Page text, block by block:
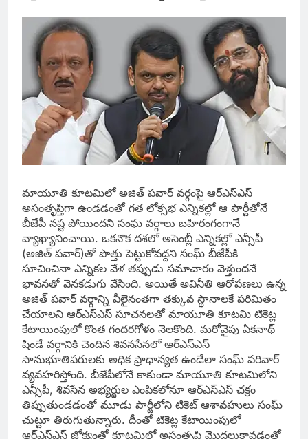
మాయూతి కూటమిలో అజిత్ పవార్ వర్గంపై ఆర్ఎస్ఎస్
అసంతృప్తిగా ఉండడంతో గత లోక్సభ ఎన్నికల్లో ఆ పార్టీతోనే
బీజేపీ నష్ట పోయిందని సంఘ వర్గాలు బహిరంగంగానే
వ్యాఖ్యానించాయి. ఒకనొక దశలో అసెంబ్లీ ఎన్నికల్లో ఎన్సీపీ
(అజిత్ పవార్)తో పొత్తు పెట్టుకోవద్దని సంఘ్ బీజేపీకి
సూచించినా ఎన్నికల వేళ తప్పుడు సమాచారం వెళ్తుందనే
భావనతో వెనకడుగు వేసింది. అయితే అవినీతి ఆరోపణలు ఉన్న
అజిత్ పవార్ వర్గాన్ని వీలైనంతగా తక్కువ స్థానాలకే పరిమితం
చేయాలని ఆర్ఎస్ఎస్ సూచనలతో మాయూతి కూటమి టికెట్ల
కేటాయింపులో కొంత గందరగోళం నెలకొంది. మరోవైపు ఏకనాథ్
షిండే వర్గానికి చెందిన శివనసేనలో ఆర్ఎస్ఎస్
సానుభూతిపరులకు అధిక ప్రాధాన్యత ఉండేలా సంఘ్ పరివార్
వ్యవహరిస్తోంది. బీజేపీలోనే కాకుండా మాయూతి కూటమిలోని
ఎన్సీపీ, శివసేన అభ్యర్థుల ఎంపికలోనూ ఆర్ఎస్ఎస్ చక్రం
తిప్పుతుండడంతో మూడు పార్టీలోని టికెట్ ఆశావహులు సంఘ్
చుట్టూ తిరుగుతున్నారు. దీంతో టికెట్ల కేటాయింపులో
ఆర్ఎస్ఎస్ జోక్యంతో కూటమిలో అసంతృప్తి మొదలుకావడంతో